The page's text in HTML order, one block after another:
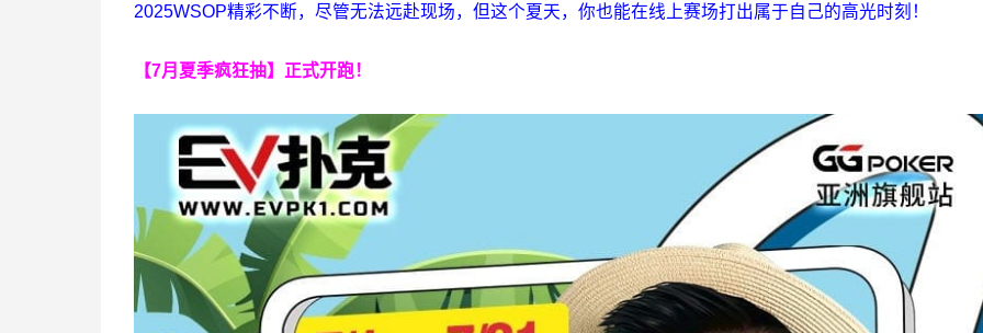
2025WSOP精彩不断，尽管无法远赴现场，但这个夏天，你也能在线上赛场打出属于自己的高光时刻！
【7月夏季疯狂抽】正式开跑！